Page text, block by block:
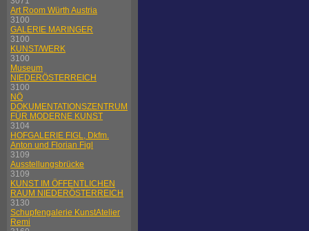
Art Room Würth Austria
3100
GALERIE MARINGER
3100
KUNST/WERK
3100
Museum
NIEDERÖSTERREICH
3100
NÖ
DOKUMENTATIONSZENTRUM
FÜR MODERNE KUNST
3104
HOFGALERIE FIGL, Dkfm.
Anton und Florian Figl
3109
Ausstellungsbrücke
3109
KUNST IM ÖFFENTLICHEN
RAUM NIEDERÖSTERREICH
3130
Schupfengalerie KunstAtelier
Remi